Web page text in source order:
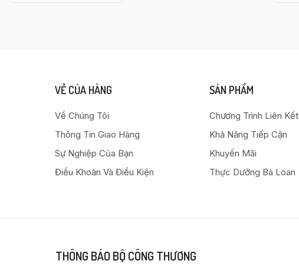
VỀ CỦA HÀNG
Về Chúng Tôi
Thông Tin Giao Hàng
Sự Nghiệp Của Bạn
Điều Khoản Và Điều Kiện
SẢN PHẨM
Chương Trình Liên Kết
Khả Năng Tiếp Cận
Khuyến Mãi
Thực Dưỡng Bà Loan
THÔNG BÁO BỘ CÔNG THƯƠNG